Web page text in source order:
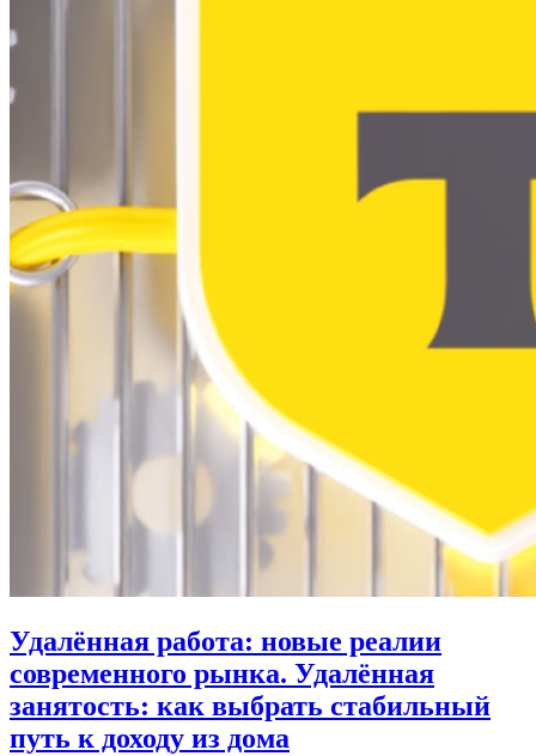
Удалённая работа: новые реалии
современного рынка. Удалённая
занятость: как выбрать стабильный
путь к доходу из дома